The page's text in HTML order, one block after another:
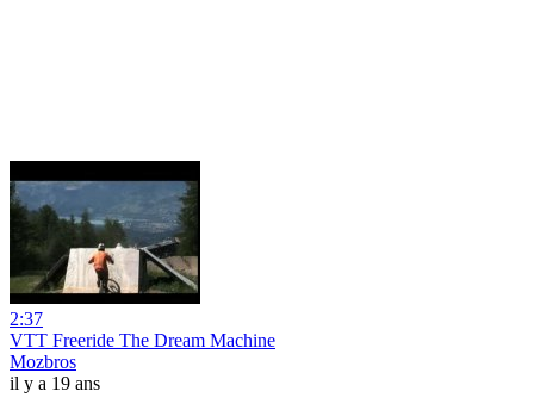
2:37
VTT Freeride The Dream Machine
Mozbros
il y a 19 ans